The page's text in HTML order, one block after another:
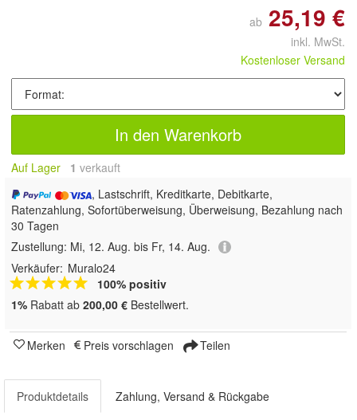
ab 25,19 €
inkl. MwSt.
Kostenloser Versand
In den Warenkorb
Auf Lager 1 verkauft
, Lastschrift, Kreditkarte, Debitkarte,
Ratenzahlung, Sofortüberweisung, Überweisung, Bezahlung nach
30 Tagen
Zustellung: Mi, 12. Aug. bis Fr, 14. Aug.
Verkäufer: Muralo24
100% positiv
1% Rabatt ab 200,00 € Bestellwert.
Merken Preis vorschlagen Teilen
Produktdetails Zahlung, Versand & Rückgabe